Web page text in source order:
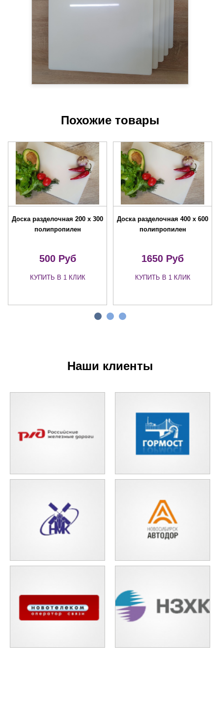
Похожие товары
Доска разделочная 200 х 300
полипропилен
500 Руб
КУПИТЬ В 1 КЛИК
Доска разделочная 400 х 600
полипропилен
1650 Руб
КУПИТЬ В 1 КЛИК
Наши клиенты